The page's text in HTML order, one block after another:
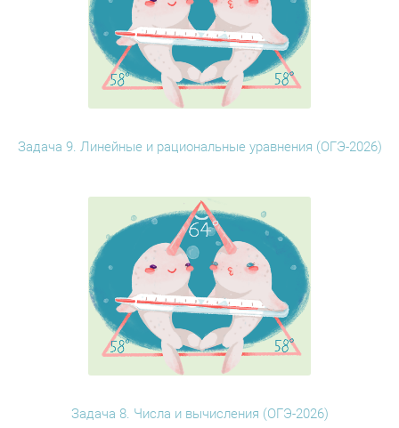
Задача 9. Линейные и рациональные уравнения (ОГЭ-2026)
Задача 8. Числа и вычисления (ОГЭ-2026)